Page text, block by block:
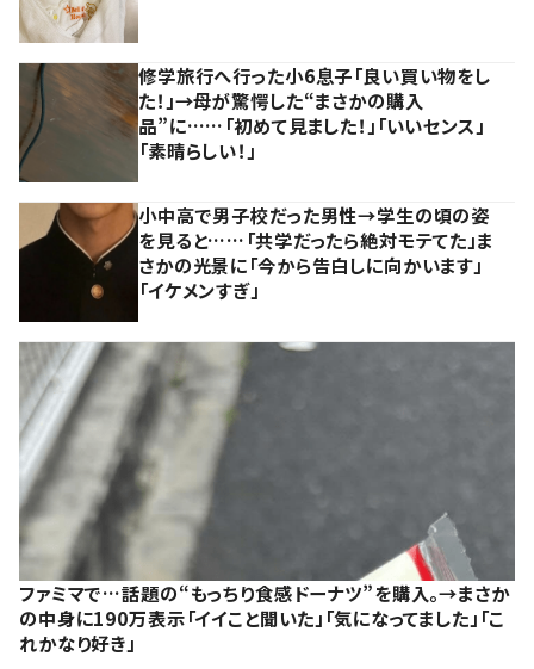
修学旅行へ行った小6息子「良い買い物をし
た！」→母が驚愕した“まさかの購入
品”に……「初めて見ました！」「いいセンス」
「素晴らしい！」
小中高で男子校だった男性→学生の頃の姿
を見ると……「共学だったら絶対モテてた」ま
さかの光景に「今から告白しに向かいます」
「イケメンすぎ」
ファミマで…話題の“もっちり食感ドーナツ”を購入。→まさか
の中身に190万表示「イイこと聞いた」「気になってました」「こ
れかなり好き」